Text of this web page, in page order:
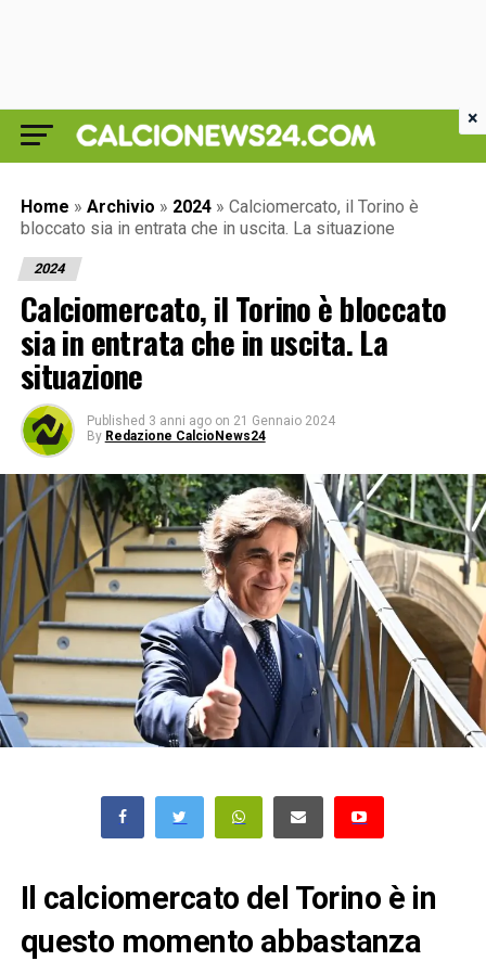
Home » Archivio » 2024 » Calciomercato, il Torino è
bloccato sia in entrata che in uscita. La situazione
2024
Calciomercato, il Torino è bloccato
sia in entrata che in uscita. La
situazione
Published 3 anni ago on 21 Gennaio 2024
By Redazione CalcioNews24
Il calciomercato del Torino è in
questo momento abbastanza
×